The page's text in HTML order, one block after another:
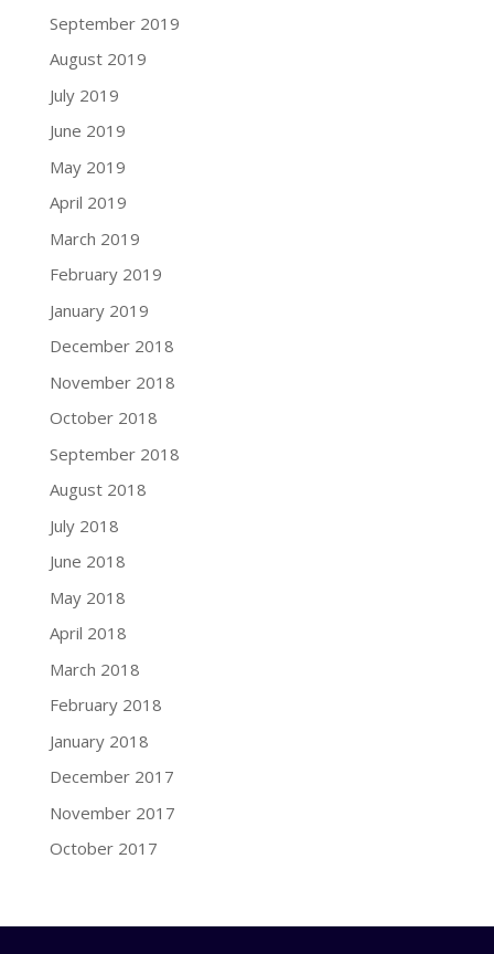
September 2019
August 2019
July 2019
June 2019
May 2019
April 2019
March 2019
February 2019
January 2019
December 2018
November 2018
October 2018
September 2018
August 2018
July 2018
June 2018
May 2018
April 2018
March 2018
February 2018
January 2018
December 2017
November 2017
October 2017